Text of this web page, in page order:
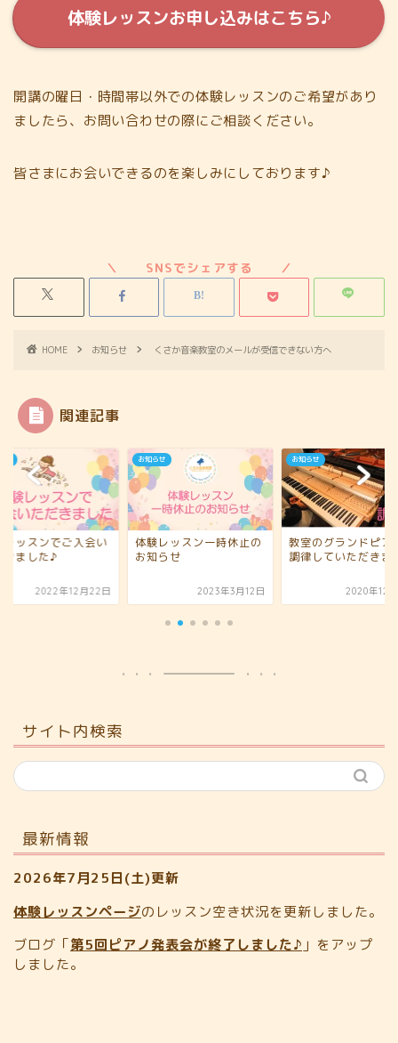
体験レッスンお申し込みはこちら♪
開講の曜日・時間帯以外での体験レッスンのご希望があり
ましたら、お問い合わせの際にご相談ください。
皆さまにお会いできるのを楽しみにしております♪
HOME お知らせ くさか音楽教室のメールが受信できない方へ
関連記事
レッスンでご入会い
きました♪
2022年12月22日
お知らせ
体験レッスン一時休止の
お知らせ
2023年3月12日
お知らせ
教室のグランドピア
調律していただきま
2020年12
サイト内検索
最新情報
2026年7月25日(土)更新
体験レッスンページのレッスン空き状況を更新しました。
ブログ「第5回ピアノ発表会が終了しました♪ 」をアップ
しました。